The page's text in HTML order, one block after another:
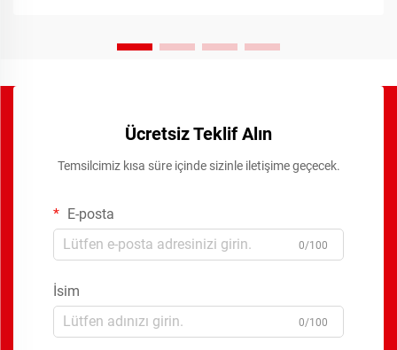
Ücretsiz Teklif Alın
Temsilcimiz kısa süre içinde sizinle iletişime geçecek.
E-posta
0/100
İsim
0/100